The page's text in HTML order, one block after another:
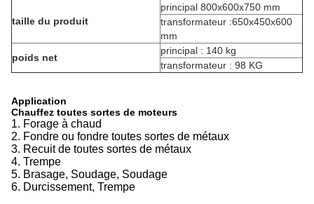
taille du produit
principal 800x600x750 mm
transformateur :650x450x600
mm
poids net
principal : 140 kg
transformateur : 98 KG
Application
Chauffez toutes sortes de moteurs
1. Forage à chaud
2. Fondre ou fondre toutes sortes de métaux
3. Recuit de toutes sortes de métaux
4. Trempe
5. Brasage, Soudage, Soudage
6. Durcissement, Trempe